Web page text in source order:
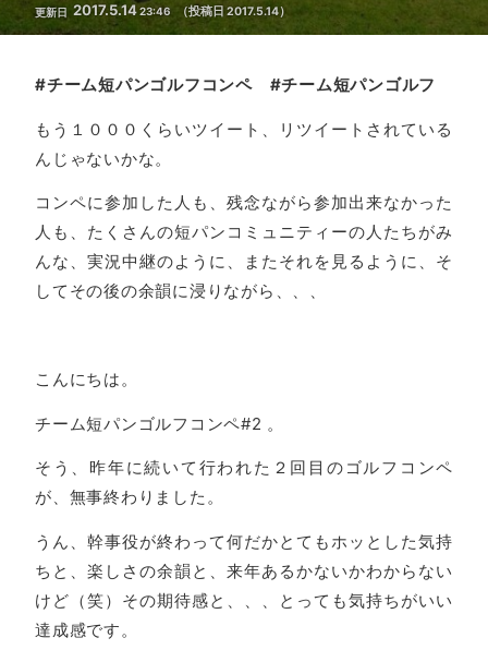
更新日 2017.5.1423:46 （投稿日2017.5.14）
#チーム短パンゴルフコンペ #チーム短パンゴルフ
もう１０００くらいツイート、リツイートされている
んじゃないかな。
コンペに参加した人も、残念ながら参加出来なかった
人も、たくさんの短パンコミュニティーの人たちがみ
んな、実況中継のように、またそれを見るように、そ
してその後の余韻に浸りながら、、、
こんにちは。
チーム短パンゴルフコンペ#2 。
そう、昨年に続いて行われた２回目のゴルフコンペ
が、無事終わりました。
うん、幹事役が終わって何だかとてもホッとした気持
ちと、楽しさの余韻と、来年あるかないかわからない
けど（笑）その期待感と、、、とっても気持ちがいい
達成感です。